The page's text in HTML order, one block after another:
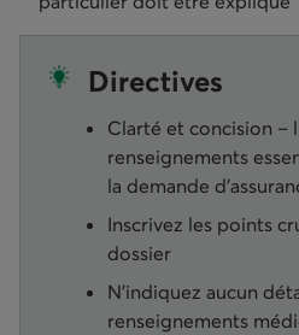
Directives
Clarté et concision –
renseignements
la demande
Inscrivez les points
dossier
N’indiquez aucun
renseignements